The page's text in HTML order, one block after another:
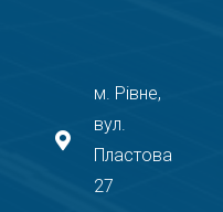
м. Рівне,
вул.
Пластова
27